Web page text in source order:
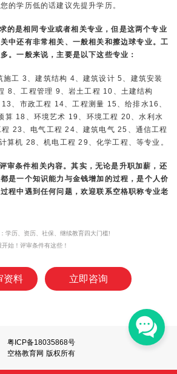
的学历低的话建议先提升学历。
的是相同专业或者相关专业，但是这两个专业
中还有非常相关、一般相关和擦边球专业。工
。一般来说，主要是以下这些专业：
施工 3、建筑结构 4、建筑设计 5、建筑安装
8、工程管理 9、岩土工程 10、土建结构
、市政工程 14、工程测量 15、给排水16、
算 18、环境艺术 19、环境工程 20、水利水
23、电气工程 24、建筑电气 25、通信工程
算机 28、机电工程 29、化学工程、等专业。
审条件相关内容。其实，无论是升职加薪，还
是一个知识能力与金钱增加的过程，是个人价
程中遇到任何问题，欢迎联系空格职称专业老
学历、资历、社保、继续教育四大门槛!
始！评审条件有这些！
资料 立即咨询
粤ICP备18035868号
空格教育网 版权所有